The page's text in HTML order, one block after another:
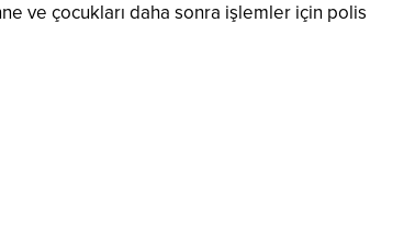
ve çocukları daha sonra işlemler için polis